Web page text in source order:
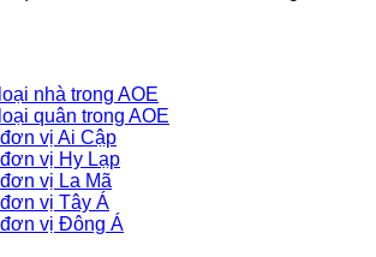
nhà trong AOE
quân trong AOE
vị Ai Cập
vị Hy Lạp
vị La Mã
vị Tây Á
vị Đông Á